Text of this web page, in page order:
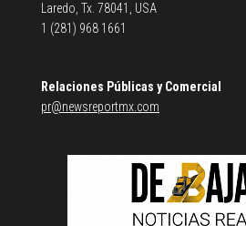
Laredo, Tx. 78041, USA
1 (281) 968 1661
Relaciones Públicas y Comercial
pr@newsreportmx.com